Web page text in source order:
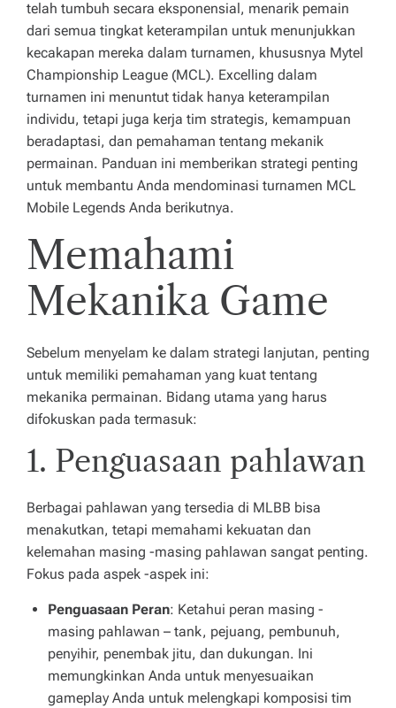
n
m
u
p
u
n
y
k
e
u
n
g
g
la
n
le
bi
d
u
l
telah tumbuh secara eksponensial, menarik pemain
dari semua tingkat keterampilan untuk menunjukkan
kecakapan mereka dalam turnamen, khususnya Mytel
Championship League (MCL). Excelling dalam
turnamen ini menuntut tidak hanya keterampilan
individu, tetapi juga kerja tim strategis, kemampuan
beradaptasi, dan pemahaman tentang mekanik
permainan. Panduan ini memberikan strategi penting
untuk membantu Anda mendominasi turnamen MCL
Mobile Legends Anda berikutnya.
Memahami
Mekanika Game
Sebelum menyelam ke dalam strategi lanjutan, penting
untuk memiliki pemahaman yang kuat tentang
mekanika permainan. Bidang utama yang harus
difokuskan pada termasuk:
1. Penguasaan pahlawan
Berbagai pahlawan yang tersedia di MLBB bisa
menakutkan, tetapi memahami kekuatan dan
kelemahan masing -masing pahlawan sangat penting.
Fokus pada aspek -aspek ini:
Penguasaan Peran: Ketahui peran masing -
masing pahlawan – tank, pejuang, pembunuh,
penyihir, penembak jitu, dan dukungan. Ini
memungkinkan Anda untuk menyesuaikan
gameplay Anda untuk melengkapi komposisi tim